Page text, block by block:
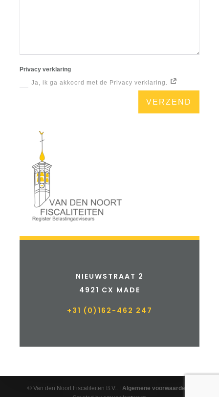
Privacy verklaring
Ja, ik ga akkoord met de Privacy verklaring.
VERZEND
NIEUWSTRAAT 2
4921 CX MADE
+31 (0)162-462 247
© Van den Noort Fiscaliteiten B.V.. | Algemene voorwaarden